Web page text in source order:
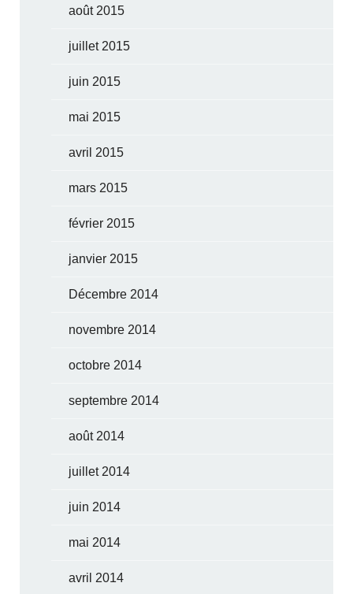
août 2015
juillet 2015
juin 2015
mai 2015
avril 2015
mars 2015
février 2015
janvier 2015
Décembre 2014
novembre 2014
octobre 2014
septembre 2014
août 2014
juillet 2014
juin 2014
mai 2014
avril 2014